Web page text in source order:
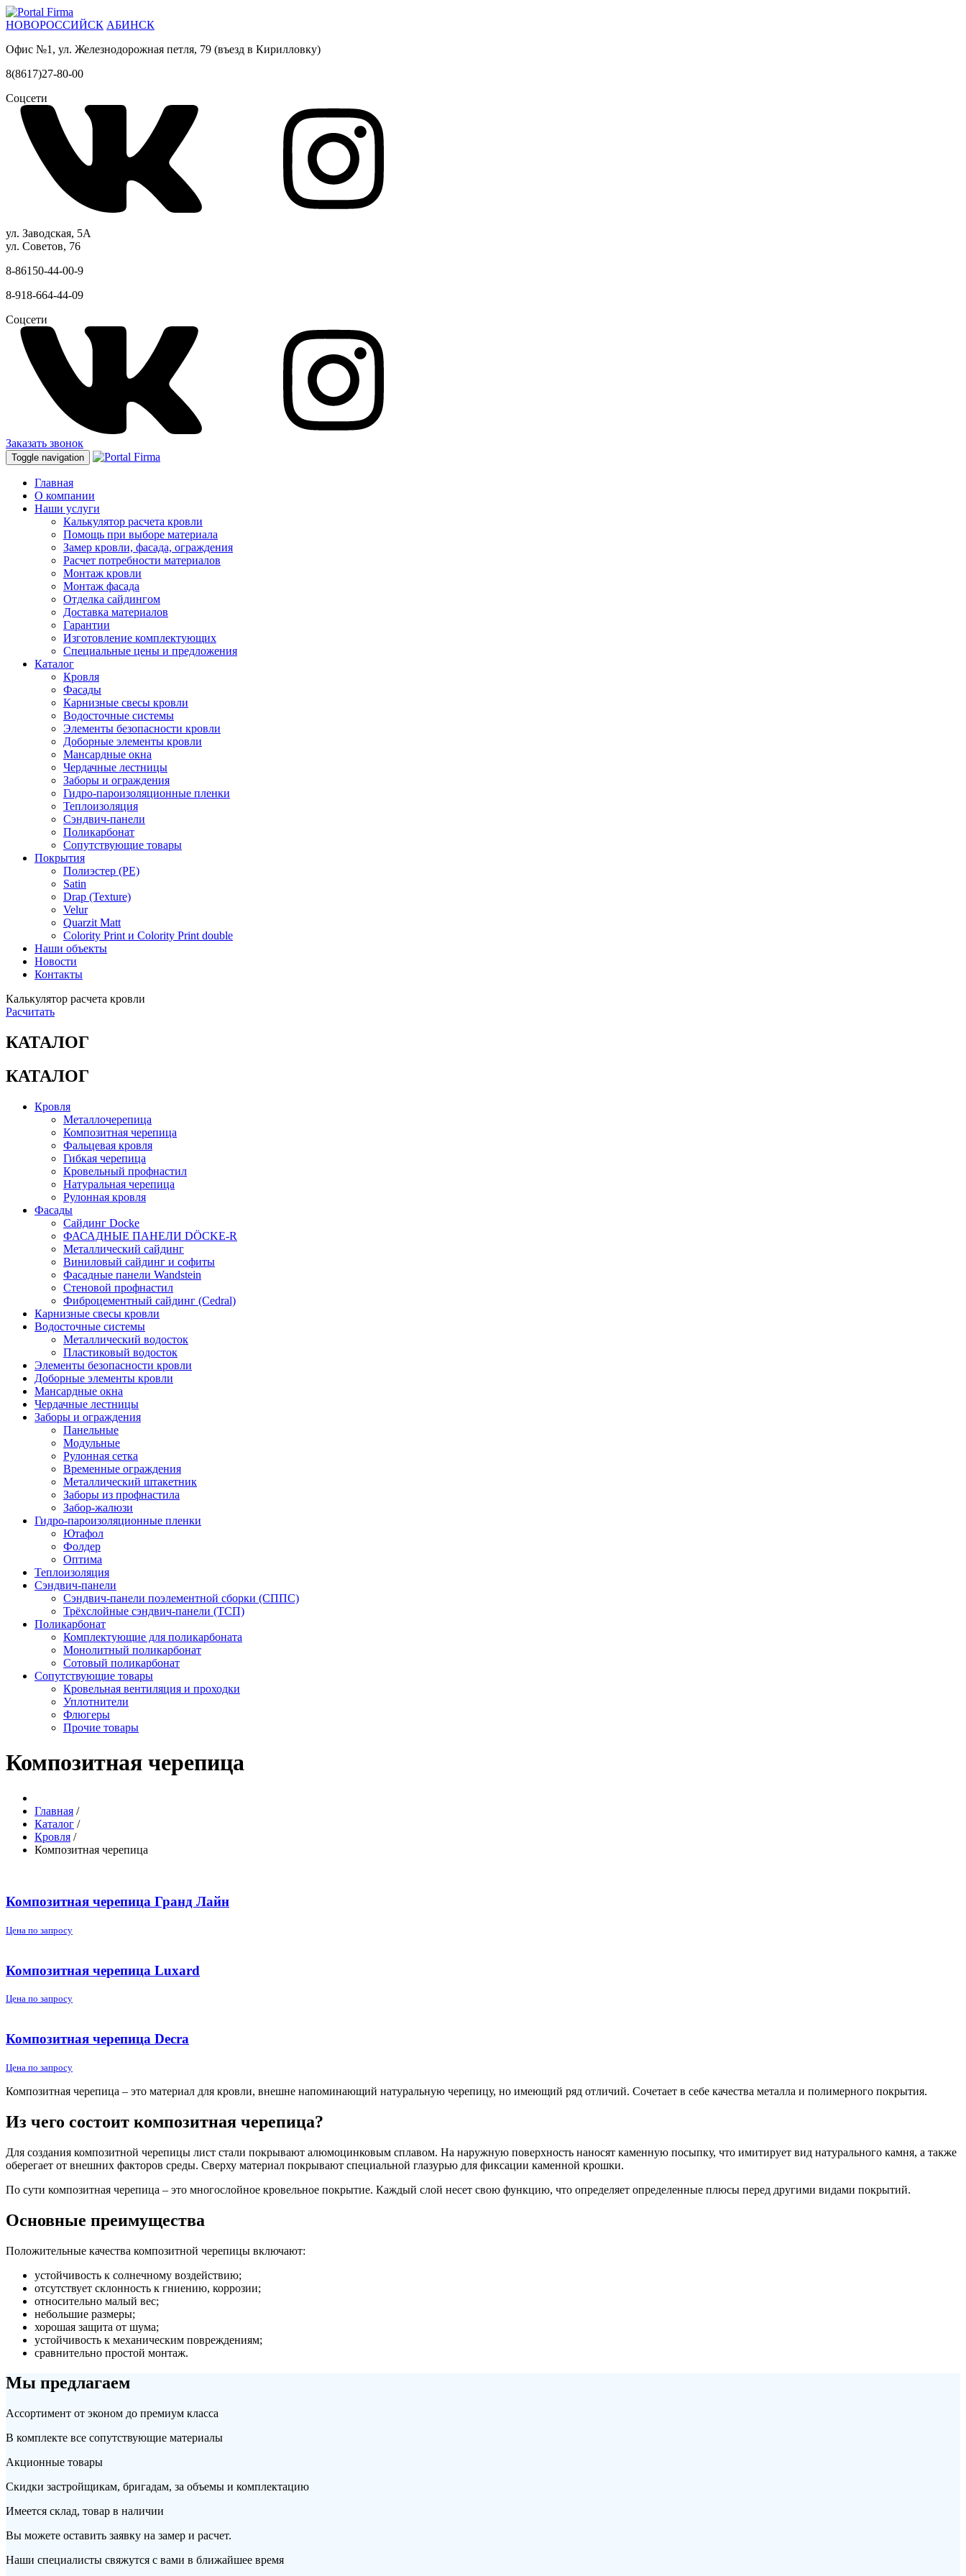
НОВОРОССИЙСК АБИНСК
Офис №1, ул. Железнодорожная петля, 79 (въезд в Кирилловку)
8(8617)27-80-00
Соцсети
ул. Заводская, 5А
ул. Советов, 76
8-86150-44-00-9
8-918-664-44-09
Соцсети
Заказать звонок
Toggle navigation
Главная
О компании
Наши услуги
Калькулятор расчета кровли
Помощь при выборе материала
Замер кровли, фасада, ограждения
Расчет потребности материалов
Монтаж кровли
Монтаж фасада
Отделка сайдингом
Доставка материалов
Гарантии
Изготовление комплектующих
Специальные цены и предложения
Каталог
Кровля
Фасады
Карнизные свесы кровли
Водосточные системы
Элементы безопасности кровли
Доборные элементы кровли
Мансардные окна
Чердачные лестницы
Заборы и ограждения
Гидро-пароизоляционные пленки
Теплоизоляция
Сэндвич-панели
Поликарбонат
Сопутствующие товары
Покрытия
Полиэстер (РЕ)
Satin
Drap (Texture)
Velur
Quarzit Matt
Colority Print и Colority Print double
Наши объекты
Новости
Контакты
Калькулятор расчета кровли
Расчитать
КАТАЛОГ
КАТАЛОГ
Кровля
Металлочерепица
Композитная черепица
Фальцевая кровля
Гибкая черепица
Кровельный профнастил
Натуральная черепица
Рулонная кровля
Фасады
Сайдинг Docke
ФАСАДНЫЕ ПАНЕЛИ DÖCKE-R
Металлический сайдинг
Виниловый сайдинг и софиты
Фасадные панели Wandstein
Стеновой профнастил
Фиброцементный сайдинг (Cedral)
Карнизные свесы кровли
Водосточные системы
Металлический водосток
Пластиковый водосток
Элементы безопасности кровли
Доборные элементы кровли
Мансардные окна
Чердачные лестницы
Заборы и ограждения
Панельные
Модульные
Рулонная сетка
Временные ограждения
Металлический штакетник
Заборы из профнастила
Забор-жалюзи
Гидро-пароизоляционные пленки
Ютафол
Фолдер
Оптима
Теплоизоляция
Сэндвич-панели
Сэндвич-панели поэлементной сборки (СППС)
Трёхслойные сэндвич-панели (ТСП)
Поликарбонат
Комплектующие для поликарбоната
Монолитный поликарбонат
Сотовый поликарбонат
Сопутствующие товары
Кровельная вентиляция и проходки
Уплотнители
Флюгеры
Прочие товары
Композитная черепица
Главная /
Каталог /
Кровля /
Композитная черепица
Композитная черепица Гранд Лайн
Цена по запросу
Композитная черепица Luxard
Цена по запросу
Композитная черепица Decra
Цена по запросу
Композитная черепица – это материал для кровли, внешне напоминающий натуральную черепицу, но имеющий ряд отличий. Сочетает в себе качества металла и полимерного покрытия.
Из чего состоит композитная черепица?
Для создания композитной черепицы лист стали покрывают алюмоцинковым сплавом. На наружную поверхность наносят каменную посыпку, что имитирует вид натурального камня, а также
оберегает от внешних факторов среды. Сверху материал покрывают специальной глазурью для фиксации каменной крошки.
По сути композитная черепица – это многослойное кровельное покрытие. Каждый слой несет свою функцию, что определяет определенные плюсы перед другими видами покрытий.
Основные преимущества
Положительные качества композитной черепицы включают:
устойчивость к солнечному воздействию;
отсутствует склонность к гниению, коррозии;
относительно малый вес;
небольшие размеры;
хорошая защита от шума;
устойчивость к механическим повреждениям;
сравнительно простой монтаж.
Мы предлагаем
Ассортимент от эконом до премиум класса
В комплекте все сопутствующие материалы
Акционные товары
Скидки застройщикам, бригадам, за объемы и комплектацию
Имеется склад, товар в наличии
Вы можете оставить заявку на замер и расчет.
Наши специалисты свяжутся с вами в ближайшее время